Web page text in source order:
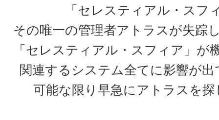
「セレスティアル・スフ
その唯一の管理者アトラスが失踪
「セレスティアル・スフィア」が
関連するシステム全てに影響が
可能な限り早急にアトラスを